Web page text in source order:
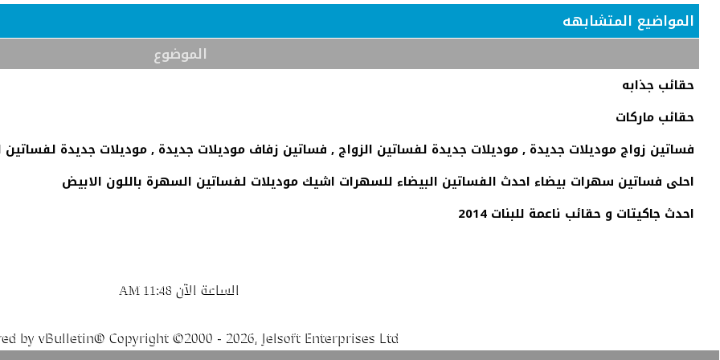
المواضيع المتشابهه
الموضوع
حقائب جذابه
حقائب ماركات
فساتين زواج موديلات جديدة , موديلات جديدة لفساتين الزواج , فساتين زفاف موديلات جديدة , موديلات جديدة لفساتين
احلى فساتين سهرات بيضاء احدث الفساتين البيضاء للسهرات اشيك موديلات لفساتين السهرة باللون الابيض
احدث جاكيتات و حقائب ناعمة للبنات 2014
الساعة الآن 11:48 AM
by vBulletin® Copyright ©2000 - 2026, Jelsoft Enterprises Ltd.